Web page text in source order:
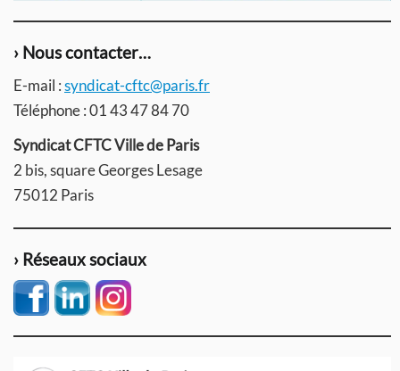
› Nous contacter…
E-mail :syndicat-cftc@paris.fr
Téléphone : 01 43 47 84 70
Syndicat CFTC Ville de Paris
2 bis, square Georges Lesage
75012 Paris
› Réseaux sociaux